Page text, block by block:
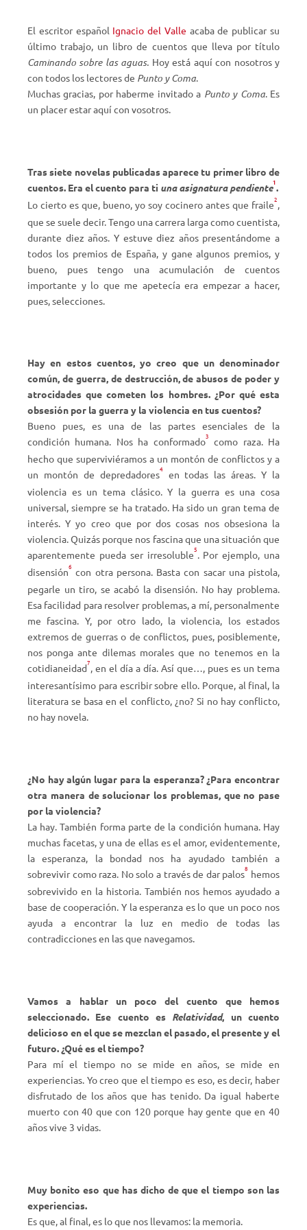
El escritor español Ignacio del Valle acaba de publicar su
último trabajo, un libro de cuentos que lleva por título
Caminando sobre las aguas. Hoy está aquí con nosotros y
con todos los lectores de Punto y Coma.
Muchas gracias, por haberme invitado a Punto y Coma. Es
un placer estar aquí con vosotros.
Tras siete novelas publicadas aparece tu primer libro de
cuentos. Era el cuento para ti una asignatura pendiente1.
Lo cierto es que, bueno, yo soy cocinero antes que fraile2
que se suele decir. Tengo una carrera larga como cuentista,
durante diez años. Y estuve diez años presentándome a
todos los premios de España, y gane algunos premios, y
bueno, pues tengo una acumulación de cuentos
importante y lo que me apetecía era empezar a hacer,
pues, selecciones.
Hay en estos cuentos, yo creo que un denominador
común, de guerra, de destrucción, de abusos de poder y
atrocidades que cometen los hombres. ¿Por qué esta
obsesión por la guerra y la violencia en tus cuentos?
Bueno pues, es una de las partes esenciales de la
condición humana. Nos ha conformado3 como raza. Ha
hecho que superviviéramos a un montón de conflictos y a
un montón de depredadores4en todas las áreas. Y la
violencia es un tema clásico. Y la guerra es una cosa
universal, siempre se ha tratado. Ha sido un gran tema de
interés. Y yo creo que por dos cosas nos obsesiona la
violencia. Quizás porque nos fascina que una situación que
aparentemente pueda ser irresoluble5. Por ejemplo, una
disensión6 con otra persona. Basta con sacar una pistola,
pegarle un tiro, se acabó la disensión. No hay problema.
Esa facilidad para resolver problemas, a mí, personalmente
me fascina. Y, por otro lado, la violencia, los estados
extremos de guerras o de conflictos, pues, posiblemente,
nos ponga ante dilemas morales que no tenemos en la
cotidianeidad7, en el día a día. Así que…, pues es un tema
interesantísimo para escribir sobre ello. Porque, al final, la
literatura se basa en el conflicto, ¿no? Si no hay conflicto,
no hay novela.
¿No hay algún lugar para la esperanza? ¿Para encontrar
otra manera de solucionar los problemas, que no pase
por la violencia?
La hay. También forma parte de la condición humana. Hay
muchas facetas, y una de ellas es el amor, evidentemente,
la esperanza, la bondad nos ha ayudado también a
sobrevivir como raza. No solo a través de dar palos8 hemos
sobrevivido en la historia. También nos hemos ayudado a
base de cooperación. Y la esperanza es lo que un poco nos
ayuda a encontrar la luz en medio de todas las
contradicciones en las que navegamos.
Vamos a hablar un poco del cuento que hemos
seleccionado. Ese cuento es Relatividad, un cuento
delicioso en el que se mezclan el pasado, el presente y el
futuro. ¿Qué es el tiempo?
Para mí el tiempo no se mide en años, se mide en
experiencias. Yo creo que el tiempo es eso, es decir, haber
disfrutado de los años que has tenido. Da igual haberte
muerto con 40 que con 120 porque hay gente que en 40
años vive 3 vidas.
Muy bonito eso que has dicho de que el tiempo son las
experiencias.
Es que, al final, es lo que nos llevamos: la memoria.